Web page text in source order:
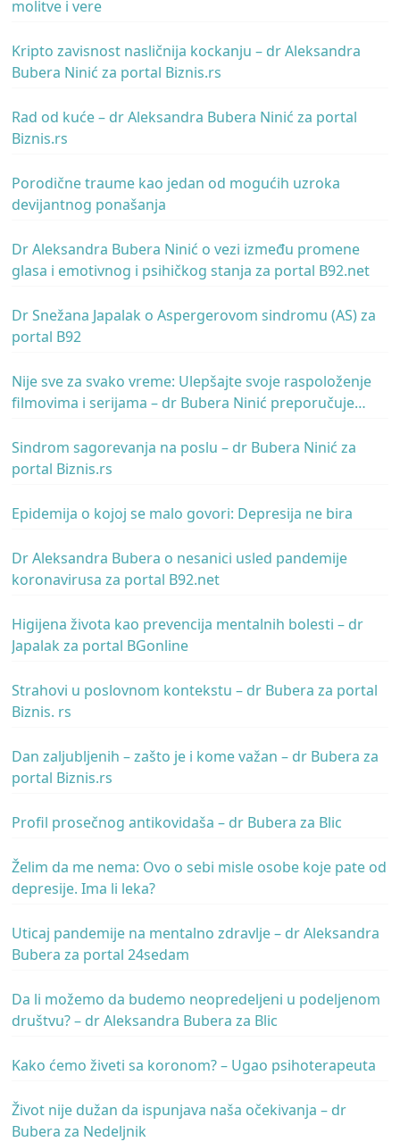
molitve i vere
Kripto zavisnost nasličnija kockanju – dr Aleksandra
Bubera Ninić za portal Biznis.rs
Rad od kuće – dr Aleksandra Bubera Ninić za portal
Biznis.rs
Porodične traume kao jedan od mogućih uzroka
devijantnog ponašanja
Dr Aleksandra Bubera Ninić o vezi između promene
glasa i emotivnog i psihičkog stanja za portal B92.net
Dr Snežana Japalak o Aspergerovom sindromu (AS) za
portal B92
Nije sve za svako vreme: Ulepšajte svoje raspoloženje
filmovima i serijama – dr Bubera Ninić preporučuje
Sindrom sagorevanja na poslu – dr Bubera Ninić za
portal Biznis.rs
Epidemija o kojoj se malo govori: Depresija ne bira
Dr Aleksandra Bubera o nesanici usled pandemije
koronavirusa za portal B92.net
Higijena života kao prevencija mentalnih bolesti – dr
Japalak za portal BGonline
Strahovi u poslovnom kontekstu – dr Bubera za portal
Biznis. rs
Dan zaljubljenih – zašto je i kome važan – dr Bubera za
portal Biznis.rs
Profil prosečnog antikovidaša – dr Bubera za Blic
Želim da me nema: Ovo o sebi misle osobe koje pate od
depresije. Ima li leka?
Uticaj pandemije na mentalno zdravlje – dr Aleksandra
Bubera za portal 24sedam
Da li možemo da budemo neopredeljeni u podeljenom
društvu? – dr Aleksandra Bubera za Blic
Kako ćemo živeti sa koronom? – Ugao psihoterapeuta
Život nije dužan da ispunjava naša očekivanja – dr
Bubera za Nedeljnik